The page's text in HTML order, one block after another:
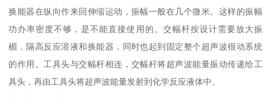
换能器在纵向作来回伸缩运动，振幅一般在几个微米。这样的振幅
功办率密度不够，是不能直接使用的。交幅杆按设计需要放大振
楣，隔高反应溶液和换能器，同时也起到固定整个超声波很动系统
的作用。工具头与交幅杆相连，交幅杆将超声波能量振动传递给工
具头，再由工具头将超声波能量发射到化学反应液体中。